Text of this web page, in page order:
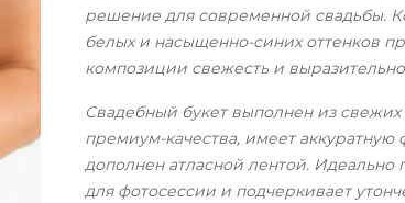
решение для современной свадьбы.
белых и насыщенно-синих оттенков
композиции свежесть и
Свадебный букет выполнен из свежих
премиум-качества, имеет аккуратную
дополнен атласной лентой. Идеально
для фотосессии и подчеркивает